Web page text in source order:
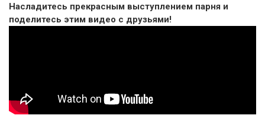
Насладитесь прекрасным выступлением парня и
поделитесь этим видео с друзьями!